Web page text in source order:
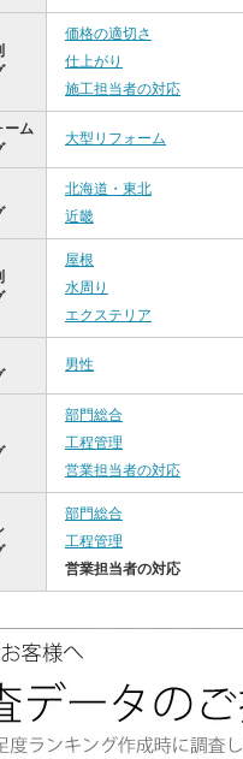
価格の適切さ
仕上がり
施工担当者の対応
ーム
大型リフォーム
北海道・東北
近畿
屋根
水周り
エクステリア
男性
部門総合
工程管理
営業担当者の対応
部門総合
工程管理
営業担当者の対応